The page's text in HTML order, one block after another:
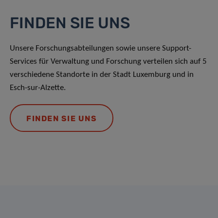
FINDEN SIE UNS
Unsere Forschungsabteilungen sowie unsere Support-
Services für Verwaltung und Forschung verteilen sich auf 5
verschiedene Standorte in der Stadt Luxemburg und in
Esch-sur-Alzette.
FINDEN SIE UNS